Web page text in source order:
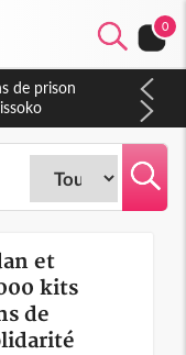
0
acheteurs des
et
kits
de